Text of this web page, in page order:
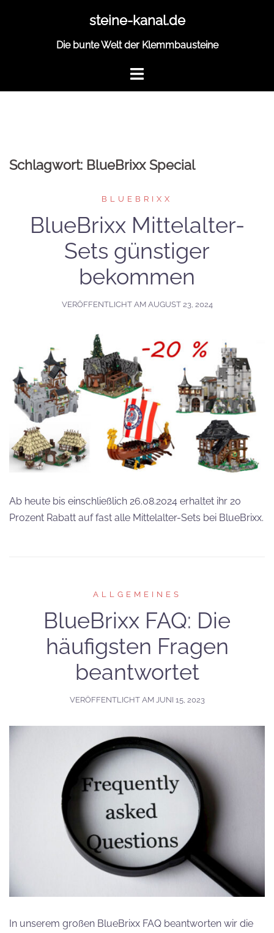
steine-kanal.de
Die bunte Welt der Klemmbausteine
Schlagwort: BlueBrixx Special
BLUEBRIXX
BlueBrixx Mittelalter-
Sets günstiger
bekommen
VERÖFFENTLICHT AM AUGUST 23, 2024
Ab heute bis einschließlich 26.08.2024 erhaltet ihr 20
Prozent Rabatt auf fast alle Mittelalter-Sets bei BlueBrixx.
ALLGEMEINES
BlueBrixx FAQ: Die
häufigsten Fragen
beantwortet
VERÖFFENTLICHT AM JUNI 15, 2023
In unserem großen BlueBrixx FAQ beantworten wir die